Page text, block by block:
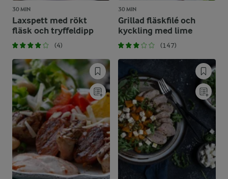
30 MIN
Laxspett med rökt
fläsk och tryffeldipp
(4)
30 MIN
Grillad fläskfilé och
kyckling med lime
(147)